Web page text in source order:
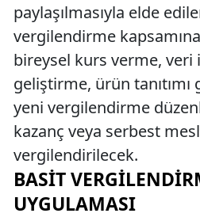
paylaşılmasıyla elde
vergilendirme
bireysel kurs verme, veri
geliştirme, ürün
yeni vergilendirme
kazanç veya serbest
vergilendirilecek.
BASIT
UYGULAMASI